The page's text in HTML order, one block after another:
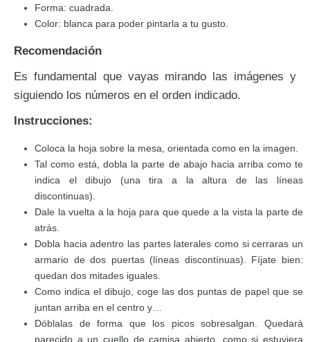
Forma: cuadrada.
Color: blanca para poder pintarla a tu gusto.
Recomendación
Es fundamental que vayas mirando las imágenes y
siguiendo los números en el orden indicado.
Instrucciones:
Coloca la hoja sobre la mesa, orientada como en la imagen.
Tal como está, dobla la parte de abajo hacia arriba como te
indica el dibujo (una tira a la altura de las líneas
discontinuas).
Dale la vuelta a la hoja para que quede a la vista la parte de
atrás.
Dobla hacia adentro las partes laterales como si cerraras un
armario de dos puertas (líneas discontínuas). Fíjate bien:
quedan dos mitades iguales.
Como indica el dibujo, coge las dos puntas de papel que se
juntan arriba en el centro y…
Dóblalas de forma que los picos sobresalgan. Quedará
parecido a un cuello de camisa abierto, como si estuviera